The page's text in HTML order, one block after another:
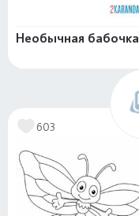
Необычная бабочка
603